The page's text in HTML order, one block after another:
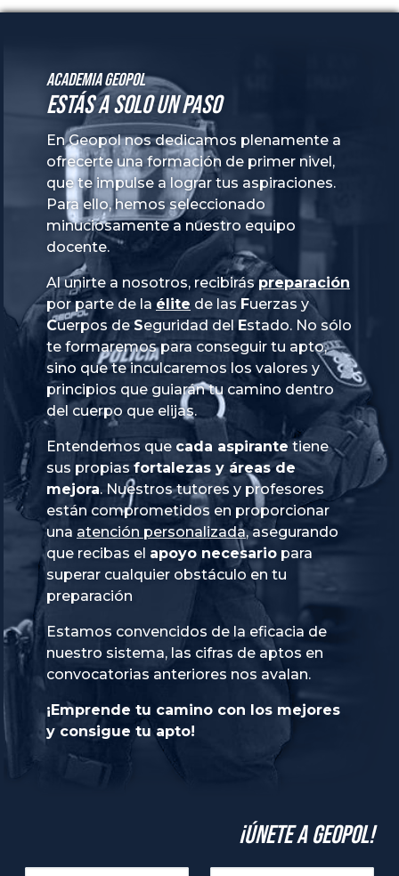
Academia GeoPol
Estás a solo un paso
En Geopol nos dedicamos plenamente a
ofrecerte una formación de primer nivel,
que te impulse a lograr tus aspiraciones.
Para ello, hemos seleccionado
minuciosamente a nuestro equipo
docente.
Al unirte a nosotros, recibiráspreparación
por parte de la élite de las Fuerzas y
Cuerpos de Seguridad del Estado. No sólo
te formaremos para conseguir tu apto,
sino que te inculcaremos los valores y
principios que guiarán tu camino dentro
del cuerpo que elijas.
Entendemos que cada aspirante tiene
sus propias fortalezas y áreas de
mejora. Nuestros tutores y profesores
están comprometidos en proporcionar
una atención personalizada, asegurando
que recibas el apoyo necesario para
superar cualquier obstáculo en tu
preparación
Estamos convencidos de la eficacia de
nuestro sistema, las cifras de aptos en
convocatorias anteriores nos avalan.
¡Emprende tu camino con los mejores
y consigue tu apto!
¡Únete a GeoPol!